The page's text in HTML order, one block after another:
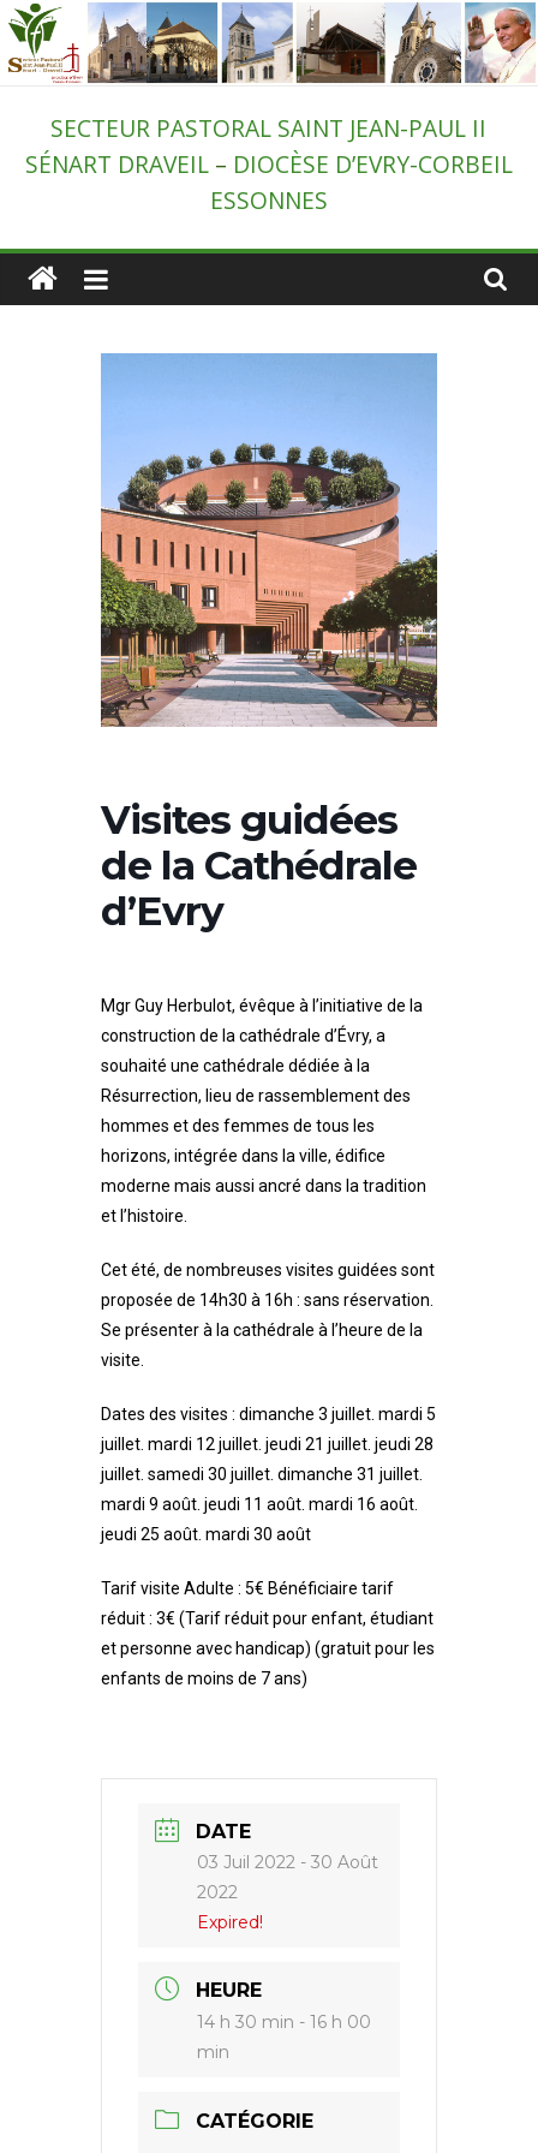
Passer
au
contenu
Secteur
pastoral
de
Draveil
Jean-
Paul
SECTEUR PASTORAL SAINT JEAN-PAUL II
SÉNART DRAVEIL– DIOCÈSE D’EVRY-CORBEIL
ESSONNES
Visites guidées
de la Cathédrale
d’Evry
Mgr Guy Herbulot, évêque à l’initiative de la
construction de la cathédrale d’Évry, a
souhaité une cathédrale dédiée à la
Résurrection, lieu de rassemblement des
hommes et des femmes de tous les
horizons, intégrée dans la ville, édifice
moderne mais aussi ancré dans la tradition
et l’histoire.
Cet été, de nombreuses visites guidées sont
proposée de 14h30 à 16h : sans réservation.
Se présenter à la cathédrale à l’heure de la
visite.
Dates des visites : dimanche 3 juillet. mardi 5
juillet. mardi 12 juillet. jeudi 21 juillet. jeudi 28
juillet. samedi 30 juillet. dimanche 31 juillet.
mardi 9 août. jeudi 11 août. mardi 16 août.
jeudi 25 août. mardi 30 août
Tarif visite Adulte : 5€ Bénéficiaire tarif
réduit : 3€ (Tarif réduit pour enfant, étudiant
et personne avec handicap) (gratuit pour les
enfants de moins de 7 ans)
DATE
03 Juil 2022- 30 Août
2022
Expired!
HEURE
14 h 30 min - 16 h 00
min
CATÉGORIE